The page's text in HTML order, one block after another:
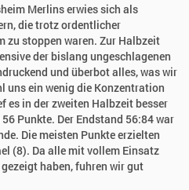
Merlins erwies sich als
die trotz ordentlicher
zu stoppen waren. Zur Halbzeit
der bislang ungeschlagenen
und überbot alles, was wir
uns ein wenig die Konzentration
es in der zweiten Halbzeit besser
Punkte. Der Endstand 56:84 war
Die meisten Punkte erzielten
(8). Da alle mit vollem Einsatz
haben, fuhren wir gut